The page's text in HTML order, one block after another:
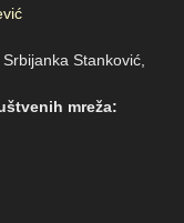
Stanković,
Nikolić
mreža: